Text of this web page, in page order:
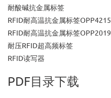
耐酸碱抗金属标签
RFID耐高温抗金属标签OPP4215
RFID耐高温抗金属标签OPP2019
耐压RFID超高频标签
RFID读写器
PDF目录下载